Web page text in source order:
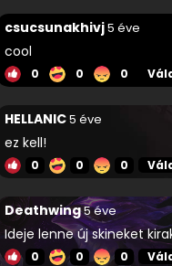
csucsunakhivj5 éve
cool
0 0 0
HELLANIC5 éve
ez kell!
0 0 0
Deathwing5 éve
Ideje lenne új skineket
0 0 0